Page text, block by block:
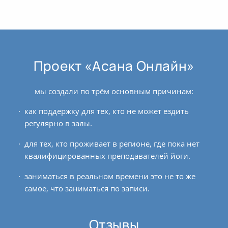
Перевод «йога читта вритти нироддха» — ‘йога
йоги на самом деле является работа со своим умом и
колебания нашего ума будут, так или иначе,
устранены. И асаны — это лишь самый грубый
инструмент для работы со своим умом, путём
воздействия на него через физическое и
происходит, и как эффективнее всего подойти к
практике асан?
Проект «Асана Онлайн»
мы создали по трём основным причинам:
как поддержку для тех, кто не может ездить
регулярно в залы.
для тех, кто проживает в регионе, где пока нет
квалифицированных преподавателей йоги.
заниматься в реальном времени это не то же
самое, что заниматься по записи.